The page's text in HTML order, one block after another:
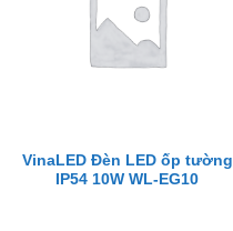
VinaLED Đèn LED ốp tường
IP54 10W WL-EG10